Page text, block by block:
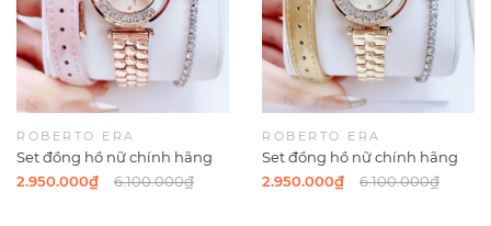
ROBERTO ERA
Set đồng hồ nữ chính hãng
Roberto Era RE0843 dây da
2.950.000₫ 6.100.000₫
ROBERTO ERA
Set đồng hồ nữ chính hãng
Roberto Era RE084 dây da
2.950.000₫ 6.100.000₫